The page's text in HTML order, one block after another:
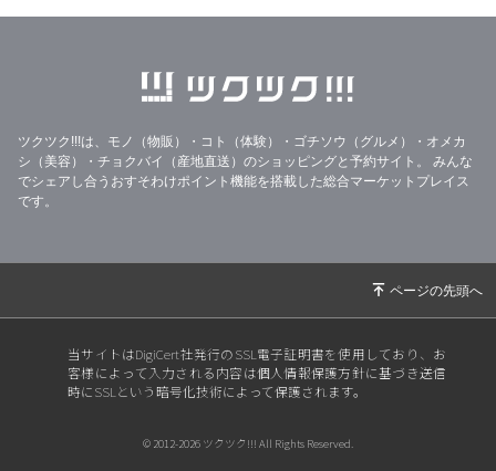
2026/02/08大雪と【おぢやこめくらぶ通信No.374/2026.1
33%OFF美味しいりんごジュースのフードレス
キュー
2026/01/14【2026年特別セット】
2025/12/31年末年始の営業と【おぢやこめくらぶ通信No.3
【御歳暮受付中】
2025/10/30 【20205稲刈り完了!】
【定期便をご利用中のお客様へ】
ツクツク!!!は、モノ（物販）・コト（体験）・ゴチソウ（グルメ）・オメカ
シ（美容）・チョクバイ（産地直送）のショッピングと予約サイト。
みんな
でシェアし合うおすそわけポイント機能を搭載した総合マーケットプレイス
です。
当サイトはDigiCert社発行のSSL電子証明書を使用しており、お
客様によって入力される内容は個人情報保護方針に基づき送信
時にSSLという暗号化技術によって保護されます。
© 2012-2026 ツクツク!!! All Rights Reserved.